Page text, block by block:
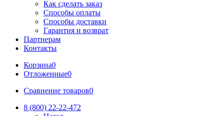
Как сделать заказ
Способы оплаты
Способы доставки
Гарантия и возврат
Партнерам
Контакты
Корзина0
Отложенные0
Сравнение товаров0
8 (800) 22-22-472